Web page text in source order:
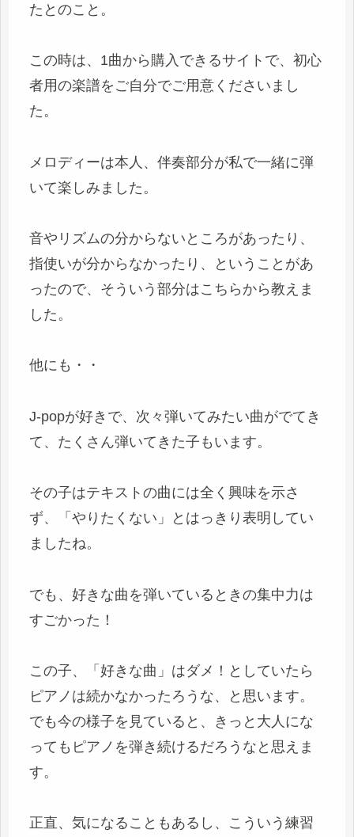
たとのこと。
この時は、1曲から購入できるサイトで、初心
者用の楽譜をご自分でご用意くださいまし
た。
メロディーは本人、伴奏部分が私で一緒に弾
いて楽しみました。
音やリズムの分からないところがあったり、
指使いが分からなかったり、ということがあ
ったので、そういう部分はこちらから教えま
した。
他にも・・
J-popが好きで、次々弾いてみたい曲がでてき
て、たくさん弾いてきた子もいます。
その子はテキストの曲には全く興味を示さ
ず、「やりたくない」とはっきり表明してい
ましたね。
でも、好きな曲を弾いているときの集中力は
すごかった！
この子、「好きな曲」はダメ！としていたら
ピアノは続かなかったろうな、と思います。
でも今の様子を見ていると、きっと大人にな
ってもピアノを弾き続けるだろうなと思えま
す。
正直、気になることもあるし、こういう練習